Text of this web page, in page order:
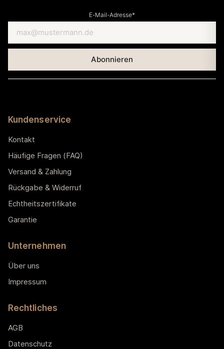
E-Mail-Adresse*
Kundenservice
Kontakt
Häufige Fragen (FAQ)
Versand & Zahlung
Rückgabe & Widerruf
Echtheitszertifikate
Garantie
Unternehmen
Über uns
Impressum
Rechtliches
AGB
Datenschutz